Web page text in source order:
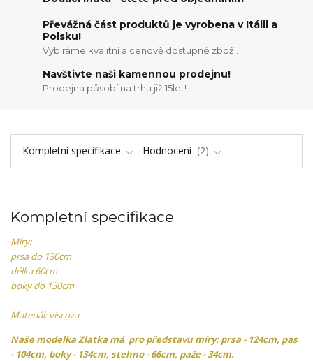
Převážná část produktů je vyrobena v Itálii a
Polsku!
Vybíráme kvalitní a cenově dostupné zboží.
Navštivte naši kamennou prodejnu!
Prodejna působí na trhu již 15let!
Kompletní specifikace Hodnocení 2
Kompletní specifikace
Míry:
prsa do 130cm
délka 60cm
boky do 130cm
Materiál: viscoza
Naše modelka Zlatka má pro představu míry: prsa - 124cm, pas
- 104cm, boky - 134cm, stehno - 66cm, paže - 34cm.